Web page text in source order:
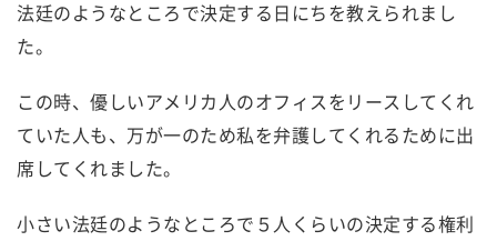
法廷のようなところで決定する日にちを教えられまし
た。
この時、優しいアメリカ人のオフィスをリースしてくれ
ていた人も、万が一のため私を弁護してくれるために出
席してくれました。
小さい法廷のようなところで５人くらいの決定する権利